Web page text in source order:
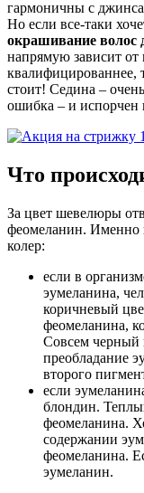
гармоничны с
Но если все-таки
окрашивание волос
напрямую зависит
квалифицированнее,
стоит! Седина –
ошибка – и испорчен
Что
За цвет шевелюры
феомеланин. Именно
колер:
если в
эумеланина,
коричневый
феомеланина,
Совсем черный
преобладание
второго
если
блондин.
феомеланина.
содержании
феомеланина.
эумеланин.